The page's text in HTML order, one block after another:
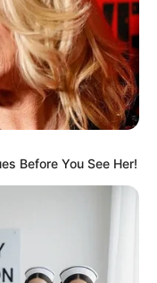
Before You See Her!